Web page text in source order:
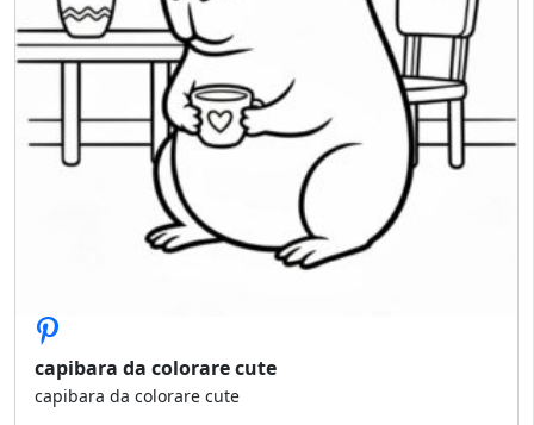
capibara da colorare cute
capibara da colorare cute